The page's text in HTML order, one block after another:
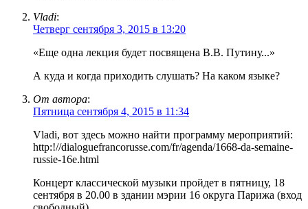
Vladi:
Четверг сентября 3, 2015 в 13:20
«Еще одна лекция будет посвящена В.В. Путину...»
А куда и когда приходить слушать? На каком языке?
От автора:
Пятница сентября 4, 2015 в 11:34
Vladi, вот здесь можно найти программу мероприятий:
http:!//dialoguefrancorusse.com/fr/agenda/1668-da-semaine-
russie-16e.html
Концерт классической музыки пройдет в пятницу, 18
сентября в 20.00 в здании мэрии 16 округа Парижа (вход